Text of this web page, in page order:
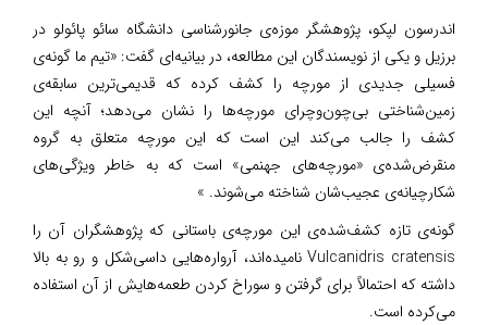
اندرسون لپکو، پژوهشگر موزه‌ی جانورشناسی دانشگاه سائو پائولو در
برزیل و یکی از نویسندگان این مطالعه، در بیانیه‌ای گفت: «تیم ما گونه‌ی
فسیلی جدیدی از مورچه را کشف کرده که قدیمی‌ترین سابقه‌ی
زمین‌شناختی بی‌چون‌وچرای مورچه‌ها را نشان می‌دهد؛ آنچه این
کشف را جالب می‌کند این است که این مورچه متعلق به گروه
منقرض‌شده‌ی «مورچه‌های جهنمی» است که به خاطر ویژگی‌های
شکارچیانه‌ی عجیب‌شان شناخته می‌شوند. »
گونه‌ی تازه کشف‌شده‌ی این مورچه‌ی باستانی که پژوهشگران آن را
Vulcanidris cratensis نامیده‌اند، آرواره‌هایی داسی‌شکل و رو به بالا
داشته که احتمالاً برای گرفتن و سوراخ کردن طعمه‌هایش از آن استفاده
می‌کرده است.